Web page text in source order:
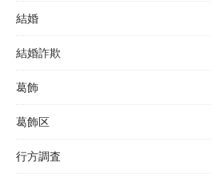
結婚
結婚詐欺
葛飾
葛飾区
行方調査